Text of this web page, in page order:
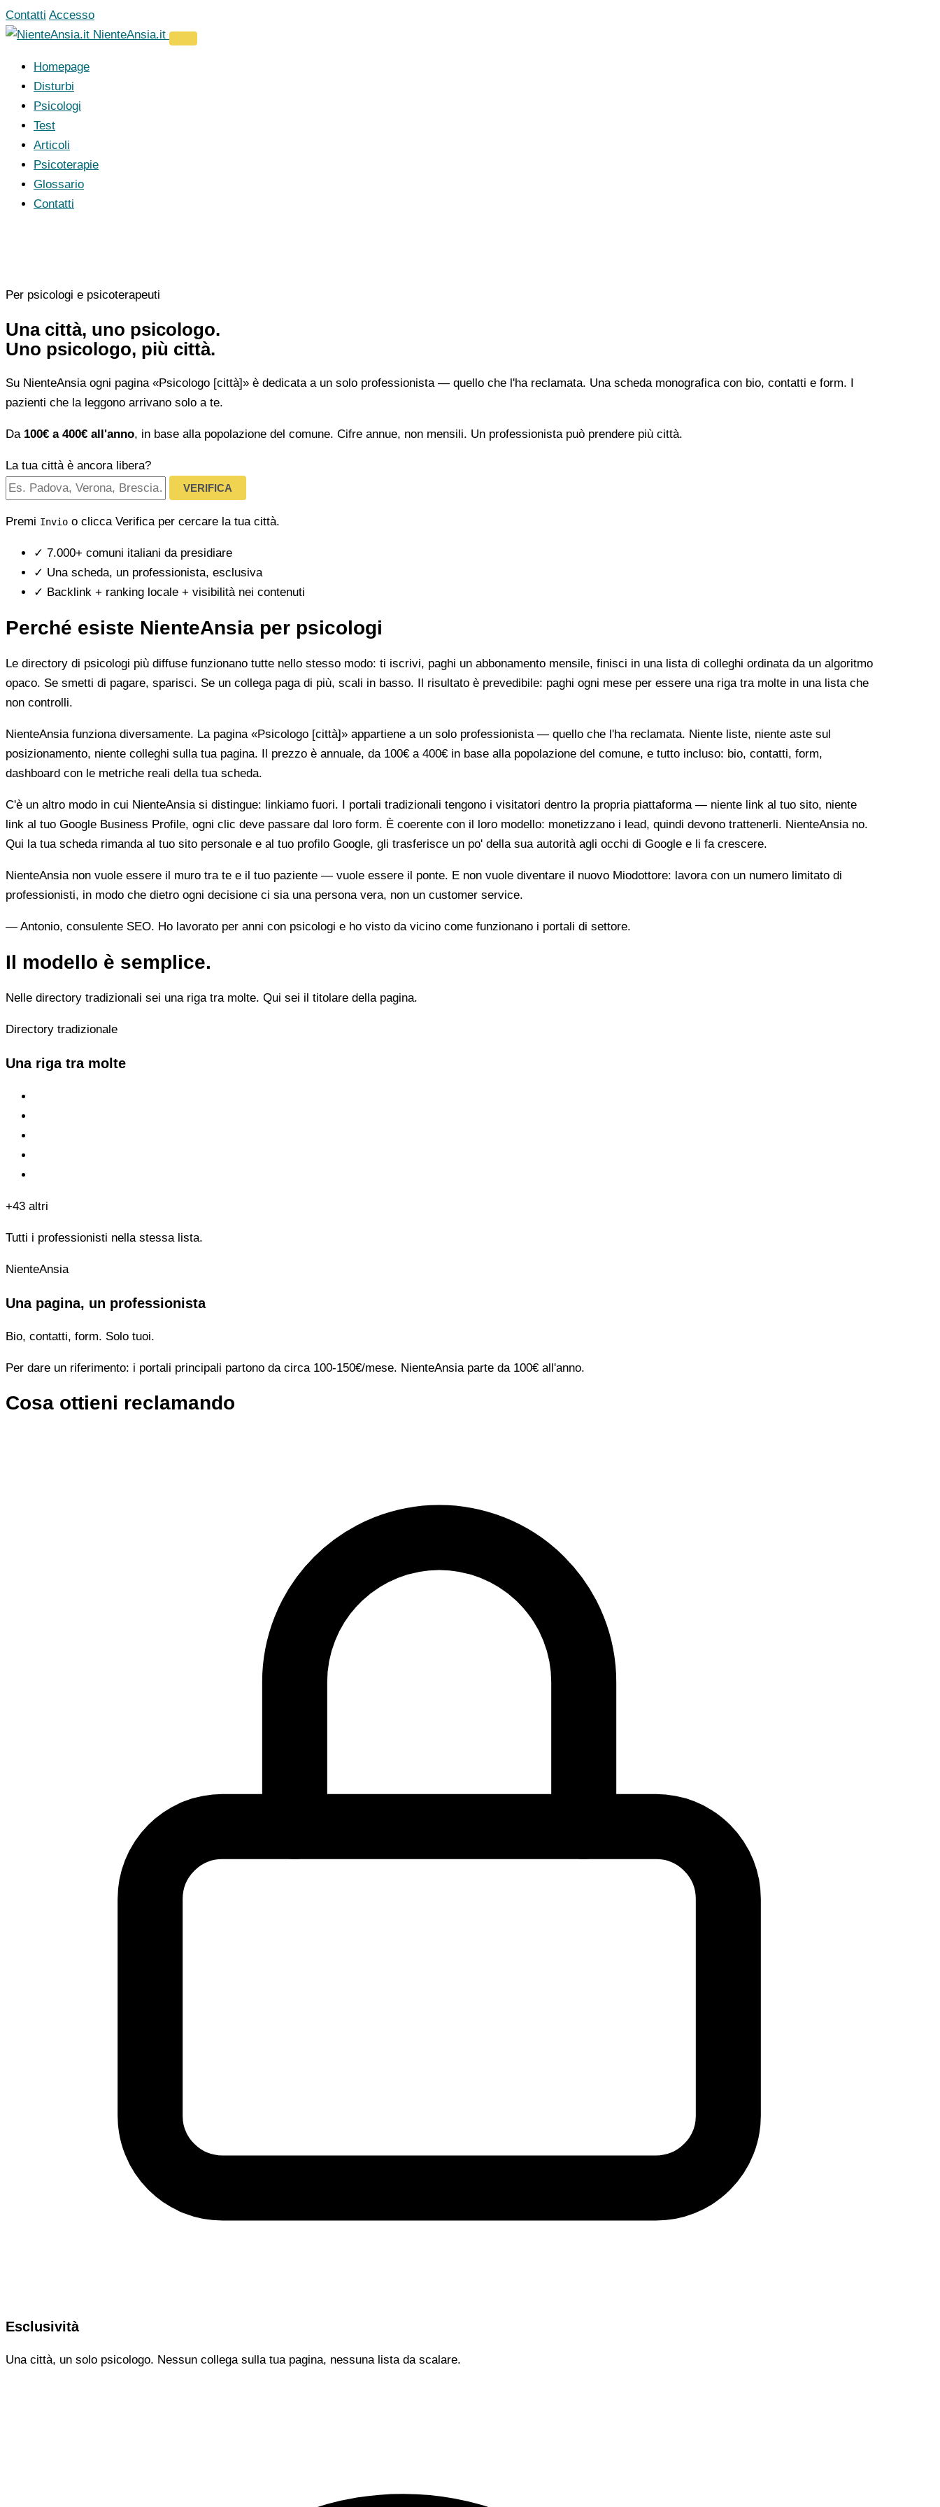
Vai
al
Contatti Accesso
NienteAnsia.it
Homepage
Disturbi
Psicologi
Test
Articoli
Psicoterapie
Glossario
Contatti
Per psicologi e psicoterapeuti
Una città, uno psicologo.
Uno psicologo, più città.
Su NienteAnsia ogni pagina «Psicologo [città]» è dedicata a un solo professionista — quello che l'ha reclamata. Una scheda monografica con bio, contatti e form. I
pazienti che la leggono arrivano solo a te.
Da 100€ a 400€ all'anno, in base alla popolazione del comune. Cifre annue, non mensili. Un professionista può prendere più città.
La tua città è ancora libera?
VERIFICA
Premi Invio o clicca Verifica per cercare la tua città.
✓ 7.000+ comuni italiani da presidiare
✓ Una scheda, un professionista, esclusiva
✓ Backlink + ranking locale + visibilità nei contenuti
Perché esiste NienteAnsia per psicologi
Le directory di psicologi più diffuse funzionano tutte nello stesso modo: ti iscrivi, paghi un abbonamento mensile, finisci in una lista di colleghi ordinata da un algoritmo
opaco. Se smetti di pagare, sparisci. Se un collega paga di più, scali in basso. Il risultato è prevedibile: paghi ogni mese per essere una riga tra molte in una lista che
non controlli.
NienteAnsia funziona diversamente. La pagina «Psicologo [città]» appartiene a un solo professionista — quello che l'ha reclamata. Niente liste, niente aste sul
posizionamento, niente colleghi sulla tua pagina. Il prezzo è annuale, da 100€ a 400€ in base alla popolazione del comune, e tutto incluso: bio, contatti, form,
dashboard con le metriche reali della tua scheda.
C'è un altro modo in cui NienteAnsia si distingue: linkiamo fuori. I portali tradizionali tengono i visitatori dentro la propria piattaforma — niente link al tuo sito, niente
link al tuo Google Business Profile, ogni clic deve passare dal loro form. È coerente con il loro modello: monetizzano i lead, quindi devono trattenerli. NienteAnsia no.
Qui la tua scheda rimanda al tuo sito personale e al tuo profilo Google, gli trasferisce un po' della sua autorità agli occhi di Google e li fa crescere.
NienteAnsia non vuole essere il muro tra te e il tuo paziente — vuole essere il ponte. E non vuole diventare il nuovo Miodottore: lavora con un numero limitato di
professionisti, in modo che dietro ogni decisione ci sia una persona vera, non un customer service.
— Antonio, consulente SEO. Ho lavorato per anni con psicologi e ho visto da vicino come funzionano i portali di settore.
Il modello è semplice.
Nelle directory tradizionali sei una riga tra molte. Qui sei il titolare della pagina.
Directory tradizionale
Una riga tra molte
+43 altri
Tutti i professionisti nella stessa lista.
NienteAnsia
Una pagina, un professionista
Bio, contatti, form. Solo tuoi.
Per dare un riferimento: i portali principali partono da circa 100-150€/mese. NienteAnsia parte da 100€ all'anno.
Cosa ottieni reclamando
Esclusività
Una città, un solo psicologo. Nessun collega sulla tua pagina, nessuna lista da scalare.